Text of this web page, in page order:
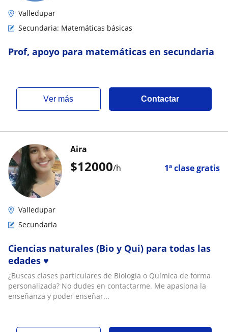
Valledupar
Secundaria: Matemáticas básicas
Prof, apoyo para matemáticas en secundaria
ver más Contactar
$12000/h 1ª clase gratis
Aira
Valledupar
Secundaria
Ciencias naturales (Bio y Qui) para todas las
edades ♥️
¿Buscas clases particulares de Biología o Química de forma
personalizada? No dudes en contactarme. Me apasiona la
enseñanza y poder enseñar...